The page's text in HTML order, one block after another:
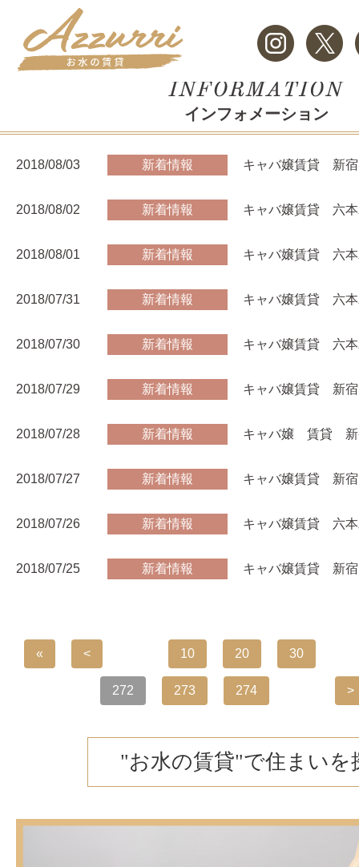
インフォメーション
2018/08/03 新着情報 キャバ嬢賃貸 新
2018/08/02 新着情報 キャバ嬢賃貸 六
2018/08/01 新着情報 キャバ嬢賃貸 六
2018/07/31 新着情報 キャバ嬢賃貸 六
2018/07/30 新着情報 キャバ嬢賃貸 六
2018/07/29 新着情報 キャバ嬢賃貸 新
2018/07/28 新着情報 キャバ嬢 賃貸 新
2018/07/27 新着情報 キャバ嬢賃貸 新
2018/07/26 新着情報 キャバ嬢賃貸 六
2018/07/25 新着情報 キャバ嬢賃貸 新
« < 10 20 30
272 273 274 >
"お水の賃貸"で住まいを